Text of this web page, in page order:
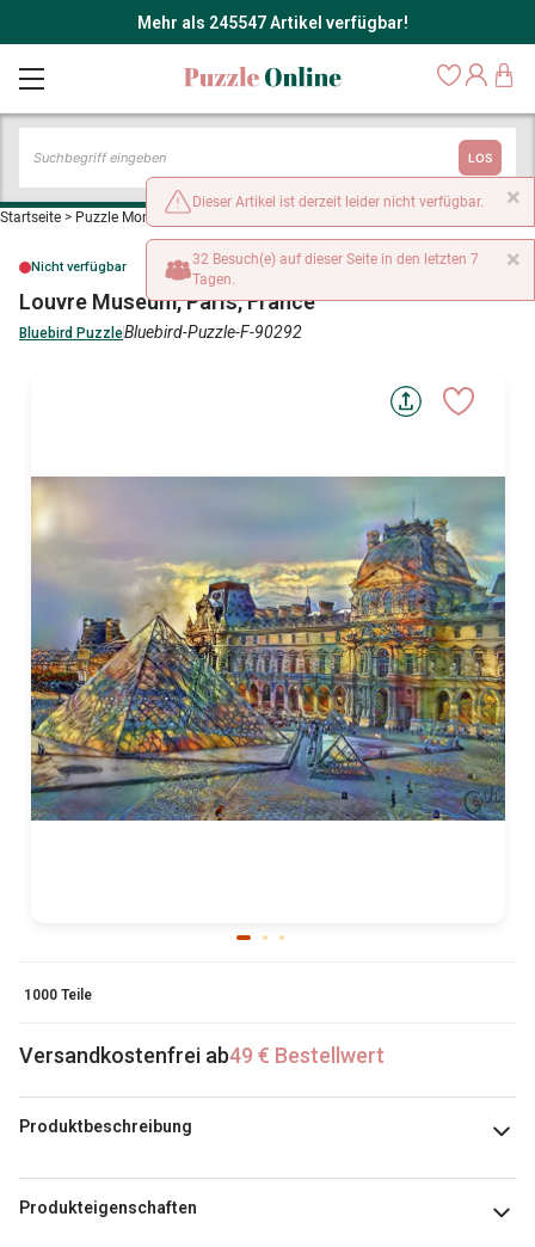
Mehr als 245547 Artikel verfügbar!
LOS
Startseite > Puzzle Monumente und Denkmäler
Nicht verfügbar
Louvre Museum, Paris, France
Bluebird PuzzleBluebird-Puzzle-F-90292
1000 Teile
Versandkostenfrei ab49 € Bestellwert
Produktbeschreibung
Pedro Gavidia / artlicensing.com
Produkteigenschaften
×
Dieser Artikel ist derzeit leider nicht verfügbar.
×
32 Besuch(e) auf dieser Seite in den letzten 7
Tagen.